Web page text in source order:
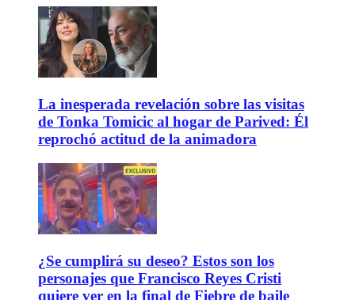
La inesperada revelación sobre las visitas
de Tonka Tomicic al hogar de Parived: Él
reprochó actitud de la animadora
¿Se cumplirá su deseo? Estos son los
personajes que Francisco Reyes Cristi
quiere ver en la final de Fiebre de baile